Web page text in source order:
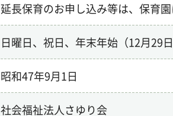
延長保育のお申し込み等は、保育
日曜日、祝日、年末年始（12月29
昭和47年9月1日
社会福祉法人さゆり会